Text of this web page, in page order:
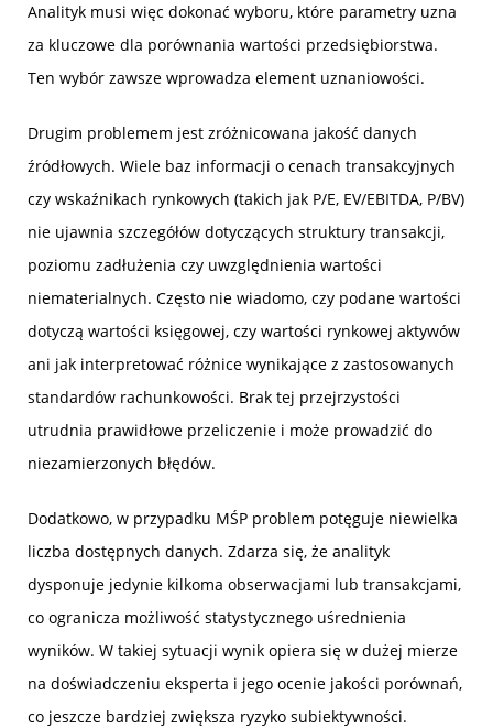
Analityk musi więc dokonać wyboru, które parametry uzna
za kluczowe dla porównania wartości przedsiębiorstwa.
Ten wybór zawsze wprowadza element uznaniowości.
Drugim problemem jest zróżnicowana jakość danych
źródłowych. Wiele baz informacji o cenach transakcyjnych
czy wskaźnikach rynkowych (takich jak P/E, EV/EBITDA, P/BV)
nie ujawnia szczegółów dotyczących struktury transakcji,
poziomu zadłużenia czy uwzględnienia wartości
niematerialnych. Często nie wiadomo, czy podane wartości
dotyczą wartości księgowej, czy wartości rynkowej aktywów
ani jak interpretować różnice wynikające z zastosowanych
standardów rachunkowości. Brak tej przejrzystości
utrudnia prawidłowe przeliczenie i może prowadzić do
niezamierzonych błędów.
Dodatkowo, w przypadku MŚP problem potęguje niewielka
liczba dostępnych danych. Zdarza się, że analityk
dysponuje jedynie kilkoma obserwacjami lub transakcjami,
co ogranicza możliwość statystycznego uśrednienia
wyników. W takiej sytuacji wynik opiera się w dużej mierze
na doświadczeniu eksperta i jego ocenie jakości porównań,
co jeszcze bardziej zwiększa ryzyko subiektywności.